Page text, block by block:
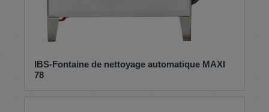
IBS-Fontaine de nettoyage automatique MAXI
78